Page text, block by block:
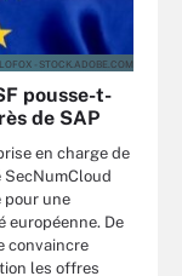
- STOCK.ADOBE.COM
pousse-t-
de SAP
en charge de
pour une
européenne. De
convaincre
les offres